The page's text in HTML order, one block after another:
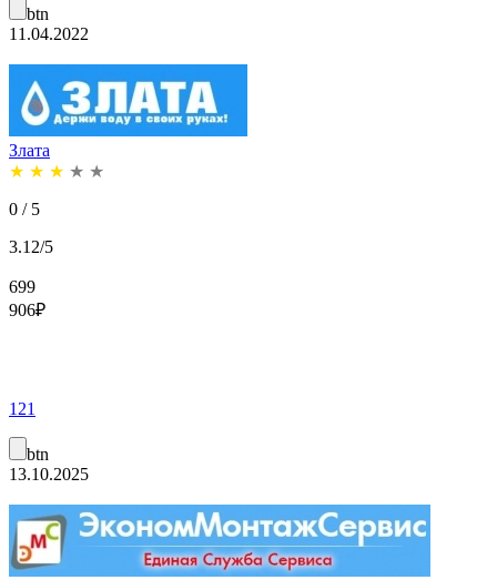
btn
11.04.2022
Злата
★ ★ ★ ★ ★
0 / 5
3.12/5
699
906₽
121
btn
13.10.2025